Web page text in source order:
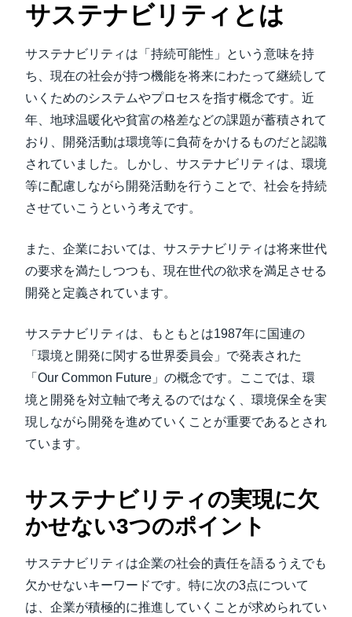
サステナビリティとは
サステナビリティは「持続可能性」という意味を持
ち、現在の社会が持つ機能を将来にわたって継続して
いくためのシステムやプロセスを指す概念です。近
年、地球温暖化や貧富の格差などの課題が蓄積されて
おり、開発活動は環境等に負荷をかけるものだと認識
されていました。しかし、サステナビリティは、環境
等に配慮しながら開発活動を行うことで、社会を持続
させていこうという考えです。
また、企業においては、サステナビリティは将来世代
の要求を満たしつつも、現在世代の欲求を満足させる
開発と定義されています。
サステナビリティは、もともとは1987年に国連の
「環境と開発に関する世界委員会」で発表された
「Our Common Future」の概念です。ここでは、環
境と開発を対立軸で考えるのではなく、環境保全を実
現しながら開発を進めていくことが重要であるとされ
ています。
サステナビリティの実現に欠
かせない3つのポイント
サステナビリティは企業の社会的責任を語るうえでも
欠かせないキーワードです。特に次の3点について
は、企業が積極的に推進していくことが求められてい